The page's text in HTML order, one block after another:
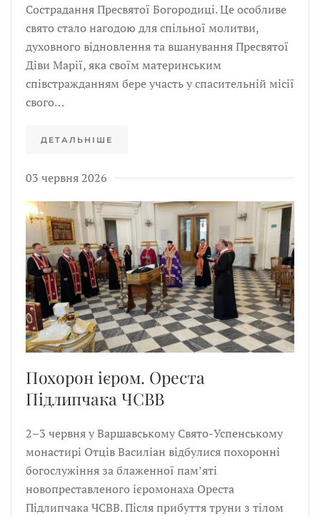
Сострадання Пресвятої Богородиці. Це особливе
свято стало нагодою для спільної молитви,
духовного відновлення та вшанування Пресвятої
Діви Марії, яка своїм материнським
співстражданням бере участь у спасительній місії
свого…
ДЕТАЛЬНІШЕ
03 червня 2026
Похорон ієром. Ореста
Підлипчака ЧСВВ
2–3 червня у Варшавському Свято-Успенському
монастирі Отців Василіан відбулися похоронні
богослужіння за блаженної пам’яті
новопреставленого ієромонаха Ореста
Підлипчака ЧСВВ. Після прибуття труни з тілом